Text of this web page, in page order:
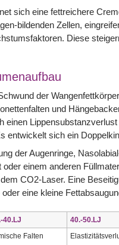
sich eine fettreichere
bildenden Zellen,
Diese
der
und
entwickelt sich ein
der Augenringe,
einem anderen
CO2-Laser. Eine
eine kleine
40.LJ 40.-50.LJ
Falten